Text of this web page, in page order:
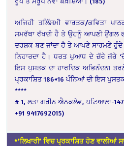
ਅਜਿਹੀ ਤਲਿੱਸਮੀ ਵਾਰਤਕ/ਕਵਿਤਾ
ਸਮਰੱਥਾ ਰੱਖਦੀ ਹੈ ਤੇ ਉਹਨੂੰ ਆਪਣੀ ਉਂਗਲ
ਦਰਸ਼ਕ ਬਣ ਜਾਂਦਾ ਹੈ ਤੇ ਆਪਣੇ ਸਾਹਮਣੇ
ਨਿਹਾਰਦਾ ਹੈ। ਧਰਤ ਪੁਆਧ ਦੇ ਜ਼ੱਰੇ ਜ਼ੱਰੇ
ਇਸ ਪੁਸਤਕ ਦਾ ਹਾਰਦਿਕ ਅਭਿਨੰਦਨ!
ਪ੍ਰਕਾਸ਼ਿਤ 186+16 ਪੰਨਿਆਂ ਦੀ ਇਸ
****
# 1, ਲਤਾ ਗਰੀਨ ਐਨਕਲੇਵ, ਪਟਿਆਲਾ-
+91 9417692015)
*’ਲਿਖਾਰੀ’ ਵਿਚ ਪ੍ਰਕਾਸ਼ਿਤ ਹੋਣ ਵਾਲੀਆਂ